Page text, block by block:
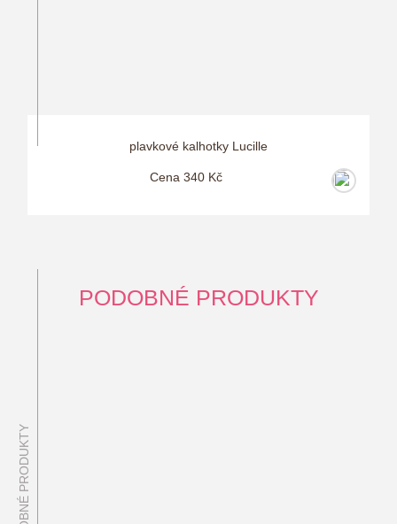
plavkové kalhotky Lucille
Cena 340 Kč
PODOBNÉ PRODUKTY
PODOBNÉ PRODUKTY